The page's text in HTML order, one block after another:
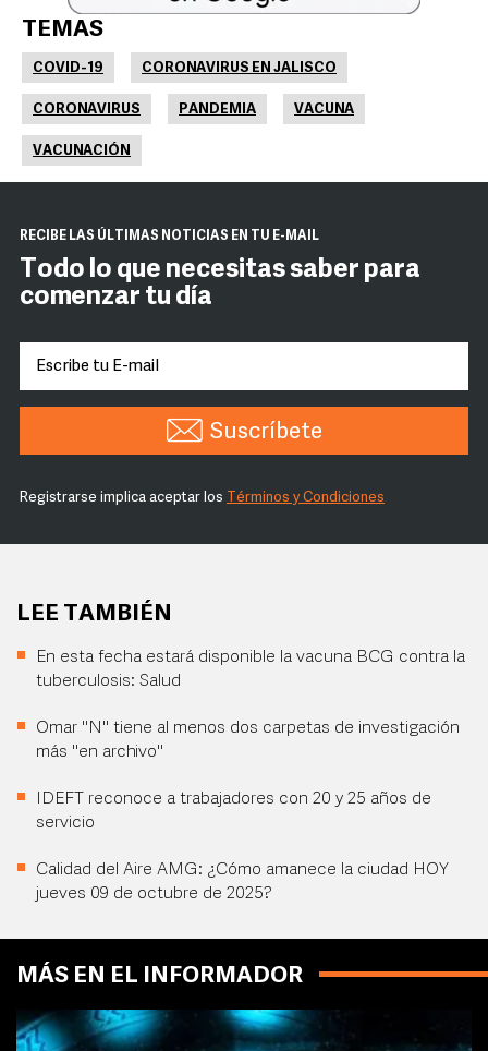
TEMAS
COVID-19 CORONAVIRUS EN JALISCO
CORONAVIRUS PANDEMIA VACUNA
VACUNACIÓN
RECIBE LAS ÚLTIMAS NOTICIAS EN TU E-MAIL
Todo lo que necesitas saber para
comenzar tu día
Suscríbete
Registrarse implica aceptar los Términos y Condiciones
LEE TAMBIÉN
En esta fecha estará disponible la vacuna BCG contra la
tuberculosis: Salud
Omar "N" tiene al menos dos carpetas de investigación
más "en archivo"
IDEFT reconoce a trabajadores con 20 y 25 años de
servicio
Calidad del Aire AMG: ¿Cómo amanece la ciudad HOY
jueves 09 de octubre de 2025?
MÁS EN EL INFORMADOR